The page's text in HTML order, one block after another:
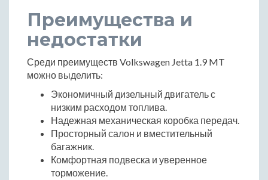
Преимущества и
недостатки
Среди преимуществ Volkswagen Jetta 1.9 MT
можно выделить:
Экономичный дизельный двигатель с
низким расходом топлива.
Надежная механическая коробка передач.
Просторный салон и вместительный
багажник.
Комфортная подвеска и уверенное
торможение.